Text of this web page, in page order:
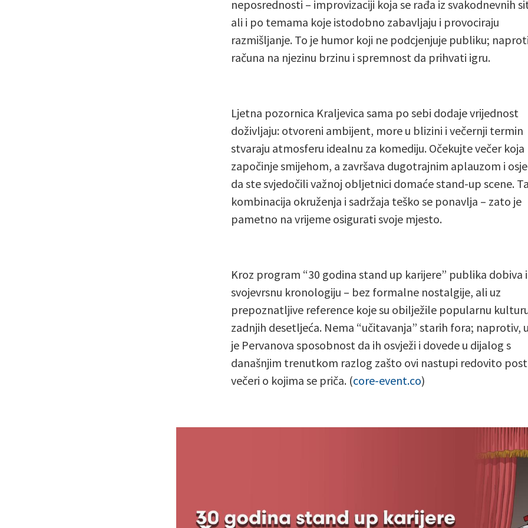
neposrednosti – improvizaciji koja se rađa iz svakodnevnih
ali i po temama koje istodobno zabavljaju i provociraju
razmišljanje. To je humor koji ne podcjenjuje publiku;
računa na njezinu brzinu i spremnost da prihvati igru.
Ljetna pozornica Kraljevica sama po sebi dodaje vrijednost
doživljaju: otvoreni ambijent, more u blizini i večernji termin
stvaraju atmosferu idealnu za komediju. Očekujte večer koja
započinje smijehom, a završava dugotrajnim aplauzom i
da ste svjedočili važnoj obljetnici domaće stand-up scene.
kombinacija okruženja i sadržaja teško se ponavlja – zato je
pametno na vrijeme osigurati svoje mjesto.
Kroz program “30 godina stand up karijere” publika dobiva i
svojevrsnu kronologiju – bez formalne nostalgije, ali uz
prepoznatljive reference koje su obilježile popularnu
zadnjih desetljeća. Nema “učitavanja” starih fora; naprotiv,
je Pervanova sposobnost da ih osvježi i dovede u dijalog s
današnjim trenutkom razlog zašto ovi nastupi redovito
večeri o kojima se priča. (core-event.co)